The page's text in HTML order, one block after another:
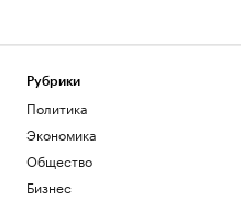
Рубрики
Политика
Экономика
Общество
Бизнес